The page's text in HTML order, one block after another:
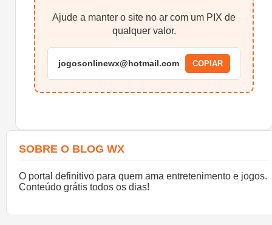
Ajude a manter o site no ar com um PIX de
qualquer valor.
jogosonlinewx@hotmail.com COPIAR
SOBRE O BLOG WX
O portal definitivo para quem ama entretenimento e jogos.
Conteúdo grátis todos os dias!